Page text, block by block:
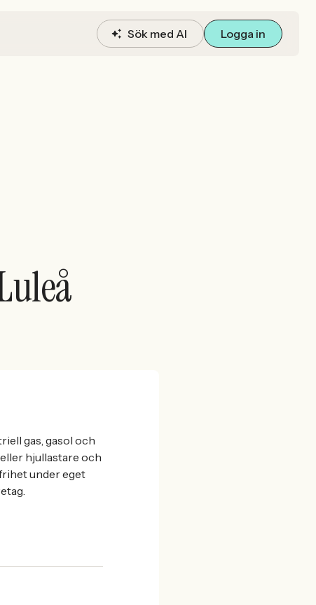
Sök med AI Logga in
gas, gasol och
hjullastare och
under eget